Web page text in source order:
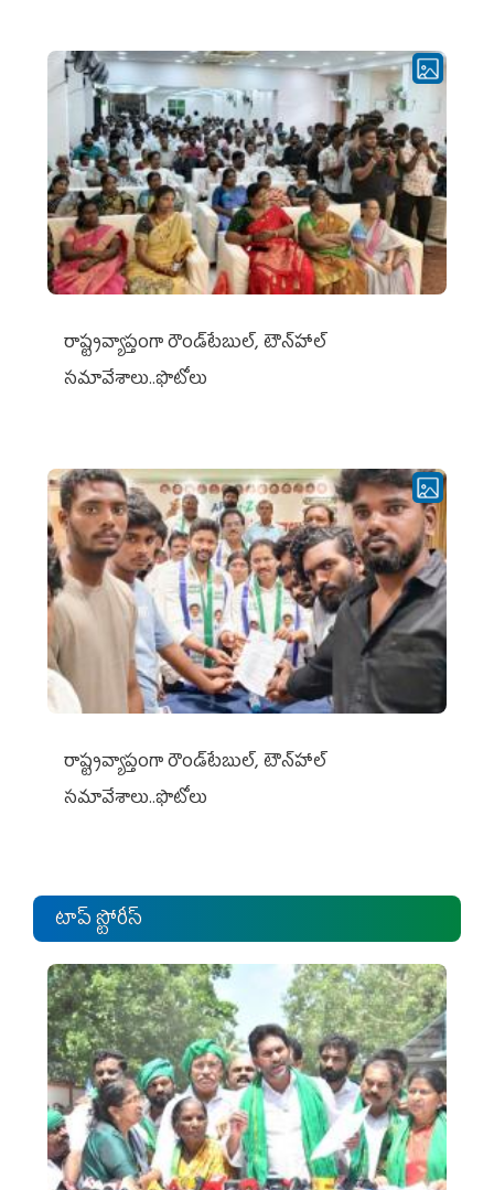
రాష్ట్రవ్యాప్తంగా రౌండ్‌టేబుల్‌, టౌన్‌హాల్‌
సమావేశాలు..ఫొటోలు
రాష్ట్రవ్యాప్తంగా రౌండ్‌టేబుల్‌, టౌన్‌హాల్‌
సమావేశాలు..ఫొటోలు
టాప్ స్టోరీస్